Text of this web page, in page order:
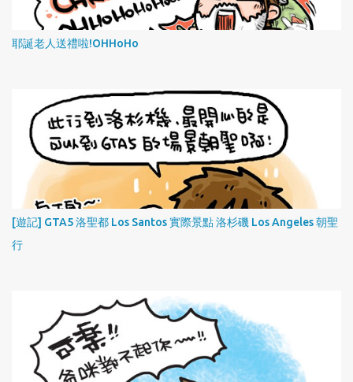
耶誕老人送禮啦!OHHoHo
[遊記] GTA5 洛聖都 Los Santos 實際景點 洛杉磯 Los Angeles 朝聖
行